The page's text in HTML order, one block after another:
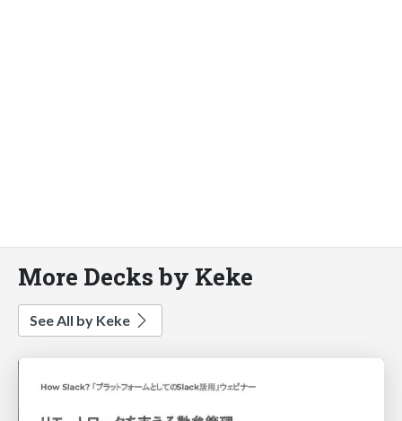
More Decks by Keke
See All by Keke